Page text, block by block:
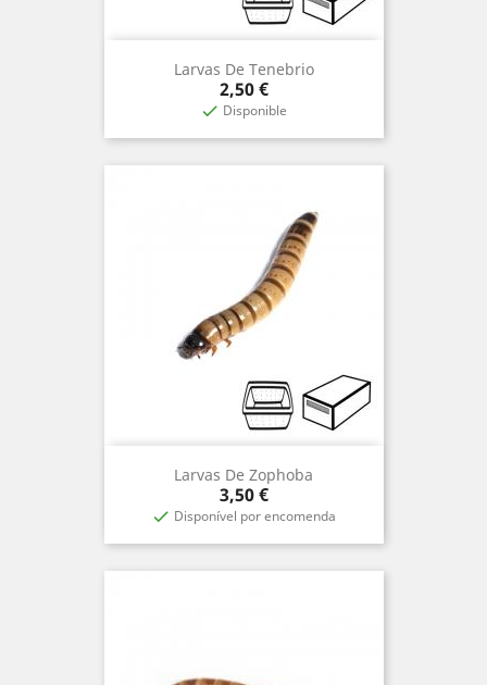
Larvas De Tenebrio
Precio
2,50 €
 Disponible
Larvas De Zophoba
Precio
3,50 €
 Disponível por encomenda